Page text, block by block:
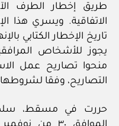
طريق إخطار الطرف
تاريخ الإخطار الكتابي
يجوز للأشخاص
منحوا تصاريح عمل
التصاريح، وفقا
حررت في مسقط،